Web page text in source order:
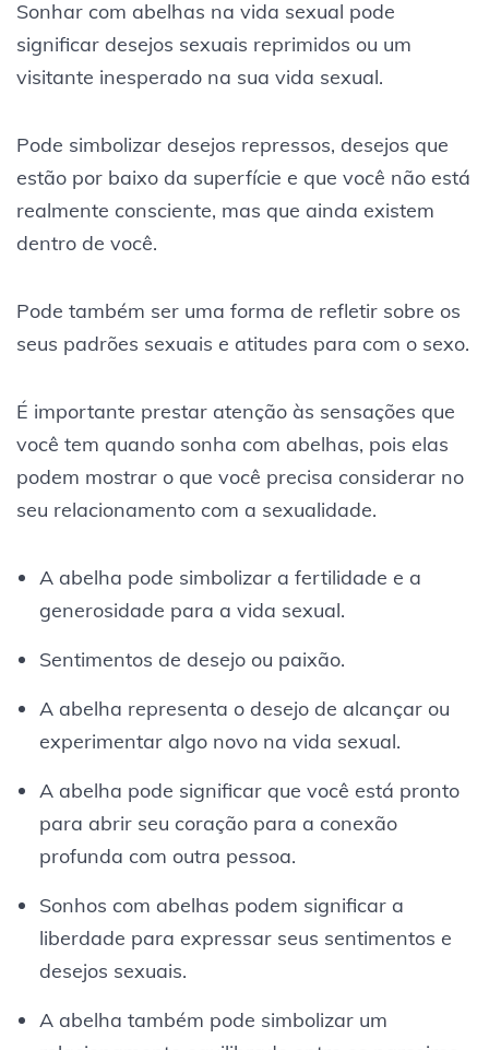
Sonhar com abelhas na vida sexual pode
significar desejos sexuais reprimidos ou um
visitante inesperado na sua vida sexual.
Pode simbolizar desejos repressos, desejos que
estão por baixo da superfície e que você não está
realmente consciente, mas que ainda existem
dentro de você.
Pode também ser uma forma de refletir sobre os
seus padrões sexuais e atitudes para com o sexo.
É importante prestar atenção às sensações que
você tem quando sonha com abelhas, pois elas
podem mostrar o que você precisa considerar no
seu relacionamento com a sexualidade.
A abelha pode simbolizar a fertilidade e a
generosidade para a vida sexual.
Sentimentos de desejo ou paixão.
A abelha representa o desejo de alcançar ou
experimentar algo novo na vida sexual.
A abelha pode significar que você está pronto
para abrir seu coração para a conexão
profunda com outra pessoa.
Sonhos com abelhas podem significar a
liberdade para expressar seus sentimentos e
desejos sexuais.
A abelha também pode simbolizar um